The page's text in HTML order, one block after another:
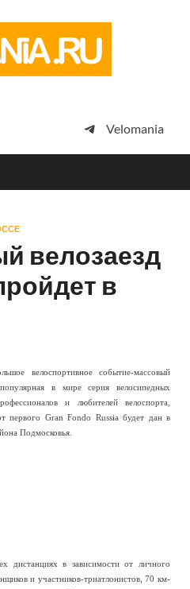
просто
Velomania
велозаезд
в
велоспортивное событие-массовый
в мире серия велосипедных
и любителей велоспорта,
первого Gran Fondo Russia будет дан в
Подмосковья.
дистанцияхв зависимости от личного
и участников-триатлонистов, 70 км-